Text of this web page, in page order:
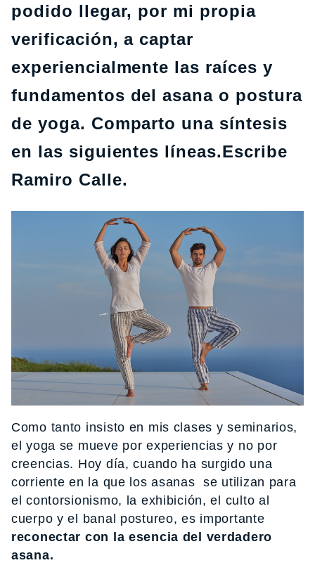
podido llegar, por mi propia
verificación, a captar
experiencialmente las raíces y
fundamentos del asana o postura
de yoga. Comparto una síntesis
en las siguientes líneas.Escribe
Ramiro Calle.
Como tanto insisto en mis clases y seminarios,
el yoga se mueve por experiencias y no por
creencias. Hoy día, cuando ha surgido una
corriente en la que los asanas se utilizan para
el contorsionismo, la exhibición, el culto al
cuerpo y el banal postureo, es importante
reconectar con la esencia del verdadero
asana.